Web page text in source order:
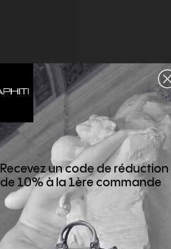
Recevez un code de réduction
de 10% à la 1ère commande